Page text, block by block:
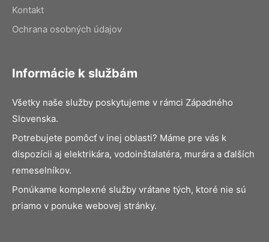
Kontakt
Ochrana osobných údajov
Informácie k službám
Všetky naše služby poskytujeme v rámci Západného
Slovenska.
Potrebujete pomôcť v inej oblasti? Máme pre vás k
dispozícii aj elektrikára, vodoinštalatéra, murára a ďalších
remeselníkov.
Ponúkame komplexné služby vrátane tých, ktoré nie sú
priamo v ponuke webovej stránky.